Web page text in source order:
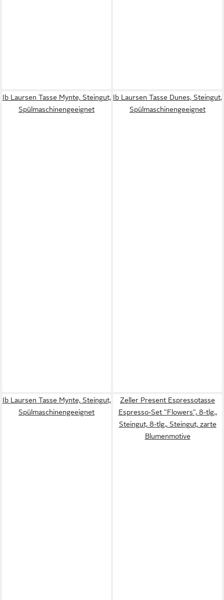
Ib Laursen Tasse Mynte, Steingut,
Spülmaschinengeeignet
Ib Laursen Tasse Dunes, Steingut,
Spülmaschinengeeignet
Ib Laursen Tasse Mynte, Steingut,
Spülmaschinengeeignet
Zeller Present Espressotasse
Espresso-Set "Flowers", 8-tlg.,
Steingut, 8-tlg., Steingut, zarte
Blumenmotive